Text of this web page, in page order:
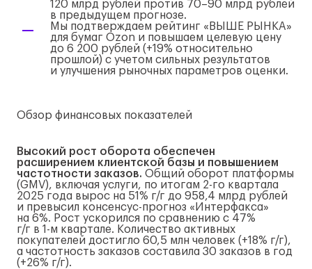
120 млрд рублей против 70–90 млрд рублей
в предыдущем прогнозе.
Мы подтверждаем рейтинг «ВЫШЕ РЫНКА»
для бумаг Ozon и повышаем целевую цену
до 6 200 рублей (+19% относительно
прошлой) с учетом сильных результатов
и улучшения рыночных параметров оценки.
Обзор финансовых показателей
Высокий рост оборота обеспечен
расширением клиентской базы и повышением
частотности заказов. Общий оборот платформы
(GMV), включая услуги, по итогам 2-го квартала
2025 года вырос на 51% г/г до 958,4 млрд рублей
и превысил консенсус-прогноз «Интерфакса»
на 6%. Рост ускорился по сравнению с 47%
г/г в 1-м квартале. Количество активных
покупателей достигло 60,5 млн человек (+18% г/г),
а частотность заказов составила 30 заказов в год
(+26% г/г).